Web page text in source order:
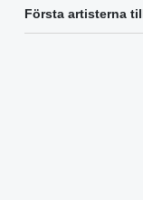
Första artisterna